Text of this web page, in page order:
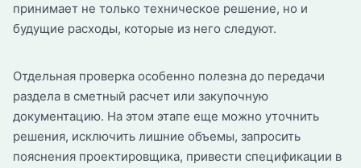
принимает не только техническое решение, но и
будущие расходы, которые из него следуют.
Отдельная проверка особенно полезна до передачи
раздела в сметный расчет или закупочную
документацию. На этом этапе еще можно уточнить
решения, исключить лишние объемы, запросить
пояснения проектировщика, привести спецификации в